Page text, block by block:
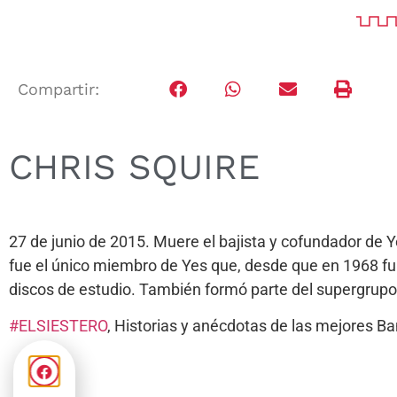
Compartir:
CHRIS SQUIRE
27 de junio de 2015. Muere el bajista y cofundador de
fue el único miembro de Yes que, desde que en 1968
discos de estudio. También formó parte del
#ELSIESTERO, Historias y anécdotas de las mejores